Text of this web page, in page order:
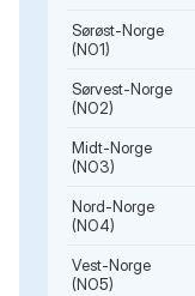
Sørøst-Norge
(NO1)
Sørvest-Norge
(NO2)
Midt-Norge
(NO3)
Nord-Norge
(NO4)
Vest-Norge
(NO5)